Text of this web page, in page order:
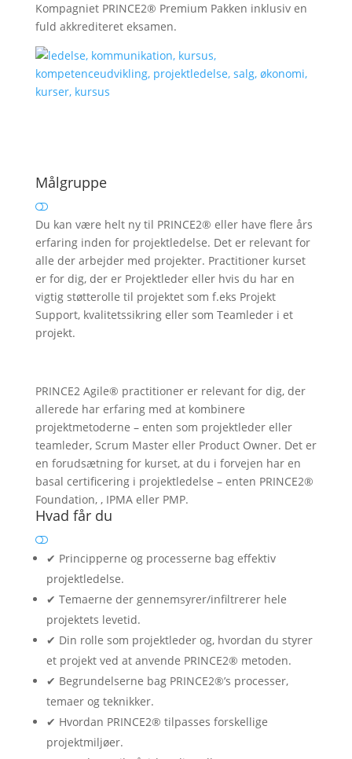
Kompagniet PRINCE2® Premium Pakken inklusiv en
fuld akkrediteret eksamen.
Målgruppe
Du kan være helt ny til PRINCE2® eller have flere års
erfaring inden for projektledelse. Det er relevant for
alle der arbejder med projekter. Practitioner kurset
er for dig, der er Projektleder eller hvis du har en
vigtig støtterolle til projektet som f.eks Projekt
Support, kvalitetssikring eller som Teamleder i et
projekt.
PRINCE2 Agile® practitioner er relevant for dig, der
allerede har erfaring med at kombinere
projektmetoderne – enten som projektleder eller
teamleder, Scrum Master eller Product Owner. Det er
en forudsætning for kurset, at du i forvejen har en
basal certificering i projektledelse – enten PRINCE2®
Foundation, , IPMA eller PMP.
Hvad får du
✔ Principperne og processerne bag effektiv
projektledelse.
✔ Temaerne der gennemsyrer/infiltrerer hele
projektets levetid.
✔ Din rolle som projektleder og, hvordan du styrer
et projekt ved at anvende PRINCE2® metoden.
✔ Begrundelserne bag PRINCE2®’s processer,
temaer og teknikker.
✔ Hvordan PRINCE2® tilpasses forskellige
projektmiljøer.